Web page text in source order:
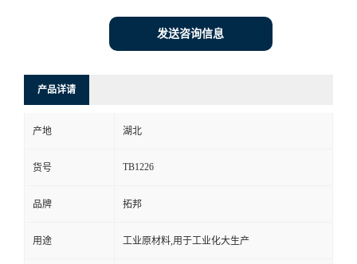
发送咨询信息
产品详请
产地 湖北
货号 TB1226
品牌 拓邦
用途 工业原材料,用于工业化大生产